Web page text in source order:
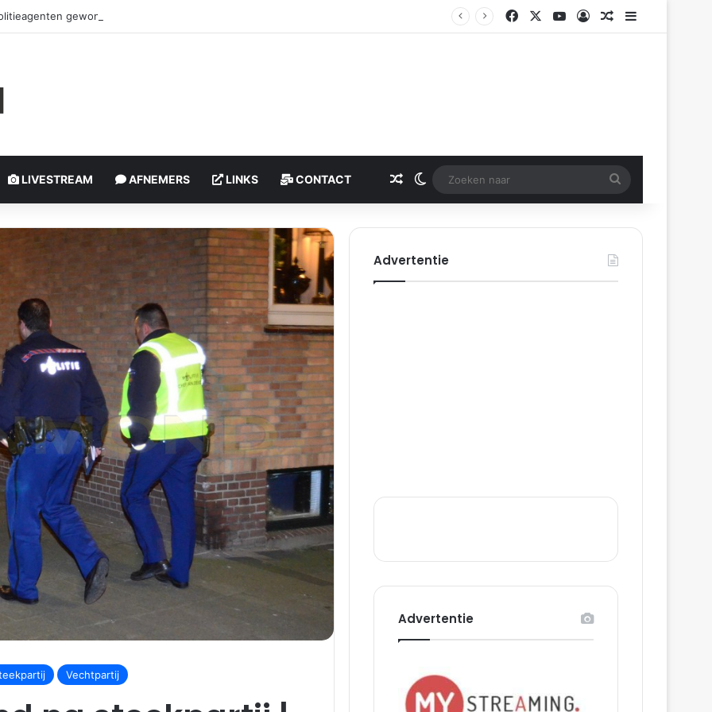
gewond na geweld tijdens controle | Bospolderplein Rotterdam Facebook
X YouTubeLog InGerelateerd artikel
Sidebar
LIVESTREAM AFNEMERS LINKS CONTACT Gerelateerd artikel
Switch skin
Zoeken
naar
Vechtpartij
Advertentie
Advertentie